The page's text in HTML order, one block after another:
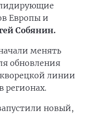
Европы и
Собянин.
менять
обновления
линии
регионах.
новый,